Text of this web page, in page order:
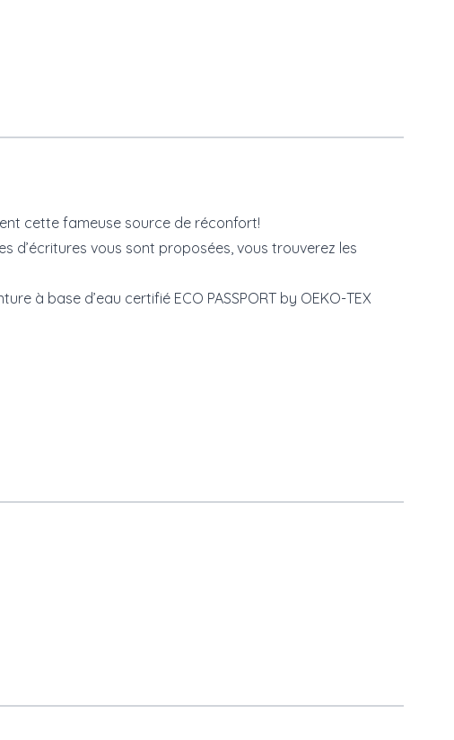
cette fameuse source de réconfort!
d’écritures vous sont proposées, vous trouverez les
à base d’eau certifié ECO PASSPORT by OEKO-TEX